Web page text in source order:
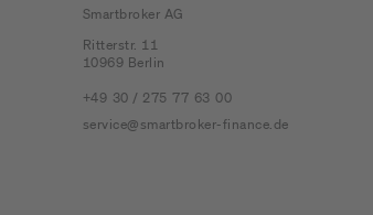
Smartbroker AG
Ritterstr. 11
10969 Berlin
+49 30 / 275 77 63 00
service@smartbroker-finance.de